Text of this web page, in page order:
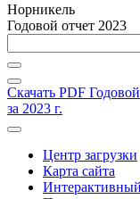
Норникель
Годовой отчет 2023
Скачать PDF
за 2023 г.
Центр загрузки
Карта сайта